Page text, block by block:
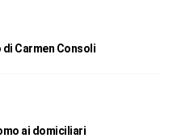
Carmen Consoli
ai domiciliari